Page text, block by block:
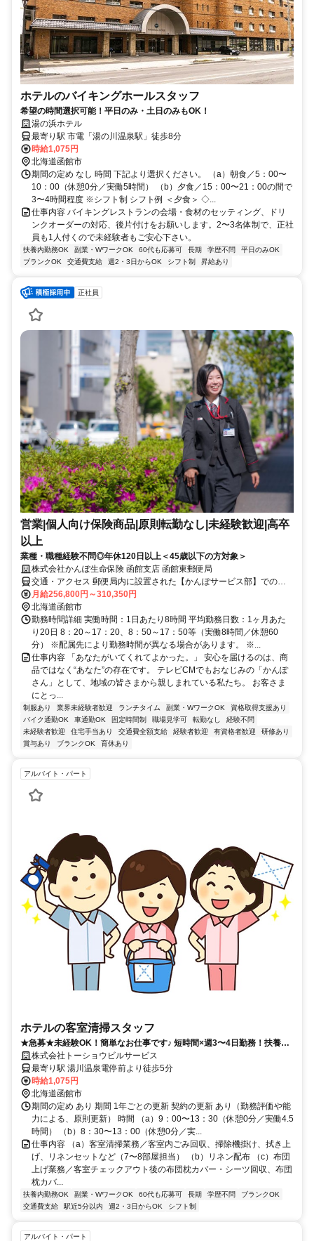
ホテルのバイキングホールスタッフ
希望の時間選択可能！平日のみ・土日のみもOK！
湯の浜ホテル
最寄り駅 市電「湯の川温泉駅」徒歩8分
時給1,075円
北海道函館市
期間の定め なし 時間 下記より選択ください。 （a）朝食／5：00〜
10：00（休憩0分／実働5時間） （b）夕食／15：00〜21：00の間で
3〜4時間程度 ※シフト制 シフト例 ＜夕食＞ ◇...
仕事内容 バイキングレストランの会場・食材のセッティング、ドリ
ンクオーダーの対応、後片付けをお願いします。2〜3名体制で、正社
員も1人付くので未経験者もご安心下さい。
扶養内勤務OK 副業・WワークOK 60代も応募可 長期 学歴不問
平日のみOK
ブランクOK
交通費支給 週2・3日からOK シフト制 昇給あり
正社員
営業|個人向け保険商品|原則転勤なし|未経験歓迎|高卒
以上
業種・職種経験不問◎年休120日以上＜45歳以下の方対象＞
株式会社かんぽ生命保険 函館支店 函館東郵便局
交通・アクセス 郵便局内に設置された【かんぽサービス部】での勤
務となります
月給256,800円～310,350円
北海道函館市
勤務時間詳細 実働時間：1日あたり8時間 平均勤務日数：1ヶ月あた
り20日 8：20～17：20、8：50～17：50等（実働8時間／休憩60
分） ※配属先により勤務時間が異なる場合があります。 ※...
仕事内容 「あなたがいてくれてよかった。」 安心を届けるのは、商
品ではなく“あなた”の存在です。 テレビCMでもおなじみの「かんぽ
さん」として、地域の皆さまから親しまれている私たち。 お客さま
にとっ...
制服あり 業界未経験者歓迎 ランチタイム 副業・WワークOK
資格取得支援あり
バイク通勤OK
車通勤OK 固定時間制 職場見学可 転勤なし
経験不問
未経験者歓迎
住宅手当あり 交通費全額支給 経験者歓迎 有資格者歓迎
研修あり
賞与あり
ブランクOK 育休あり
アルバイト・パート
ホテルの客室清掃スタッフ
★急募★未経験OK！簡単なお仕事です♪ 短時間×週3〜4日勤務！扶養内
OK！株式会社トーショウビルサービス
最寄り駅 湯川温泉電停前より徒歩5分
時給1,075円
北海道函館市
期間の定め あり 期間 1年ごとの更新 契約の更新 あり（勤務評価や能
力による、原則更新） 時間 （a）9：00〜13：30（休憩0分／実働4.5
時間） （b）8：30〜13：00（休憩0分／実...
仕事内容 （a）客室清掃業務／客室内ごみ回収、掃除機掛け、拭き上
げ、リネンセットなど（7〜8部屋担当） （b）リネン配布 （c）布団
上げ業務／客室チェックアウト後の布団枕カバー・シーツ回収、布団
枕カバ...
扶養内勤務OK 副業・WワークOK 60代も応募可 長期 学歴不問
ブランクOK
交通費支給
駅近5分以内 週2・3日からOK シフト制
アルバイト・パート